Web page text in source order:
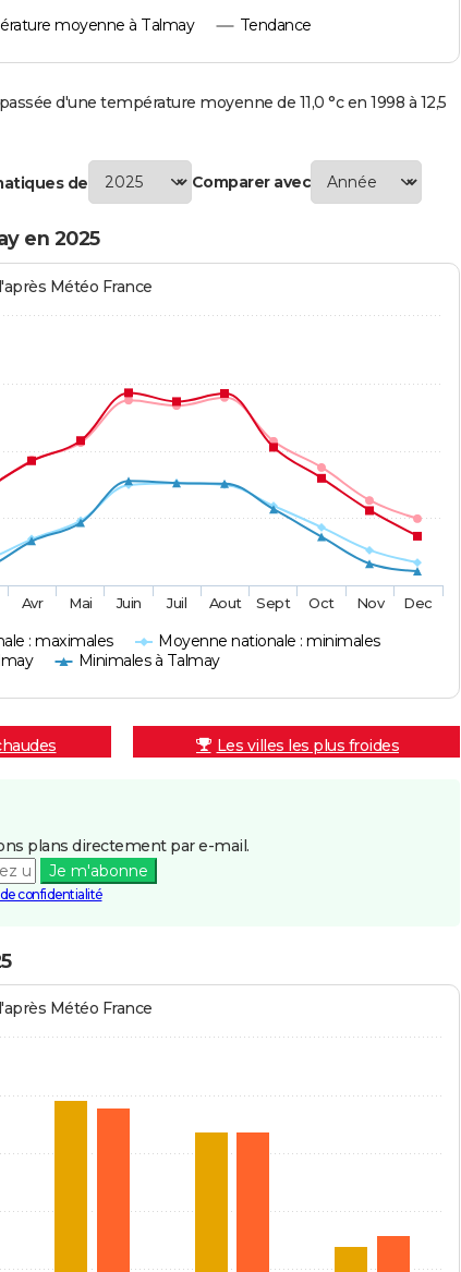
moyenne à Talmay Tendance
d'une température moyenne de 11,0 °c en 1998 à 12,5
de Comparer avec
en 2025
Météo France
: maximales
Moyenne nationale : minimales
Minimales à Talmay
Avr Mai Juin Juil Aout Sept Oct Nov Dec
Les villes les plus froides
plans directement par e-mail.
Je m'abonne
confidentialité
Météo France